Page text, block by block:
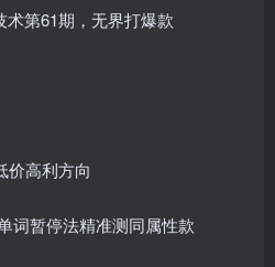
第61期，无界打爆款
价高利方向
词暂停法精准测同属性款